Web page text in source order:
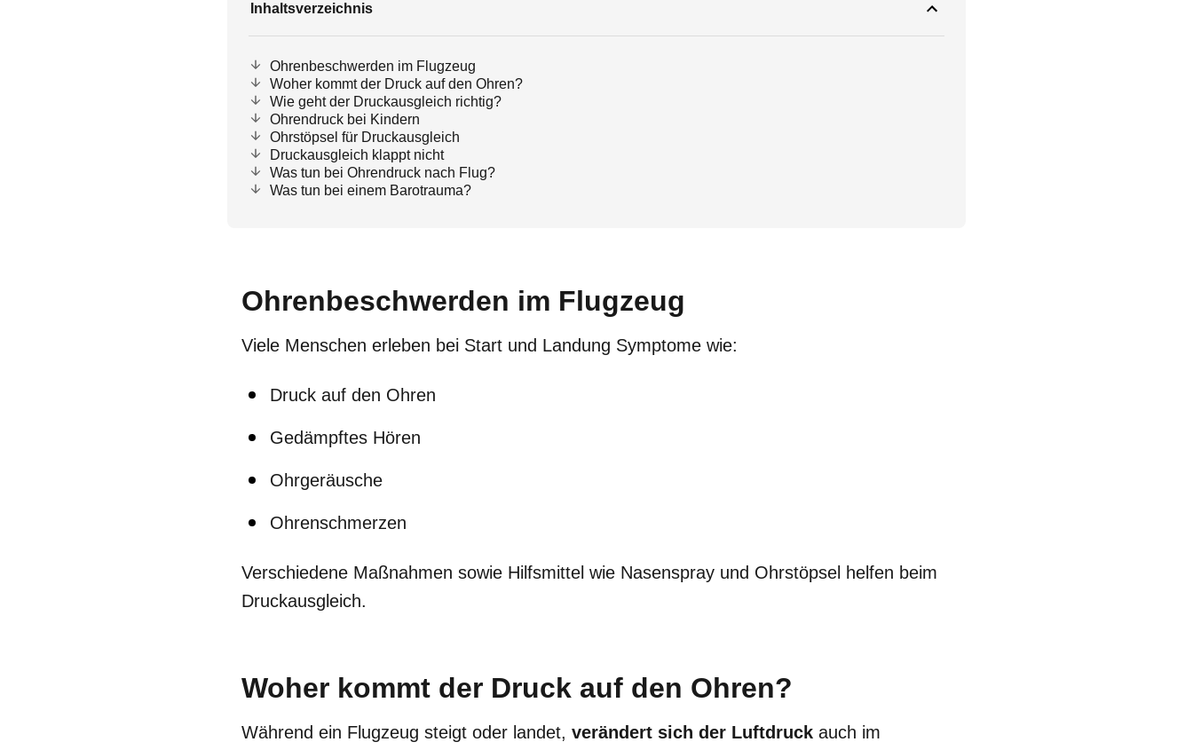
Inhaltsverzeichnis
Ohrenbeschwerden im Flugzeug
Woher kommt der Druck auf den Ohren?
Wie geht der Druckausgleich richtig?
Ohrendruck bei Kindern
Ohrstöpsel für Druckausgleich
Druckausgleich klappt nicht
Was tun bei Ohrendruck nach Flug?
Was tun bei einem Barotrauma?
Ohrenbeschwerden im Flugzeug
Viele Menschen erleben bei Start und Landung Symptome wie:
Druck auf den Ohren
Gedämpftes Hören
Ohrgeräusche
Ohrenschmerzen
Verschiedene Maßnahmen sowie Hilfsmittel wie Nasenspray und Ohrstöpsel helfen beim
Druckausgleich.
Woher kommt der Druck auf den Ohren?
Während ein Flugzeug steigt oder landet, verändert sich der Luftdruck auch im